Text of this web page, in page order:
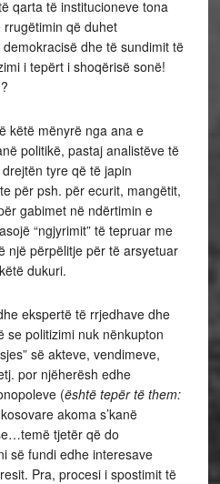
qarta të institucioneve tona
që duhet
dhe të sundimit të
i tepërt i shoqërisë sonë!
këtë mënyrë nga ana e
politikë, pastaj analistëve të
tyre që të japin
për psh. për ecurit, mangëtit,
gabimet në ndërtimin e
“ngjyrimit” të tepruar me
një përpëlitje për të arsyetuar
dukuri.
ekspertë të rrjedhave dhe
se politizimi nuk nënkupton
së akteve, vendimeve,
por njëherësh edhe
(është tepër të them:
akoma s’kanë
tjetër që do
së fundi edhe interesave
Pra, procesi i spostimit të